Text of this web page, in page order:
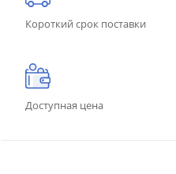
Короткий срок поставки
Доступная цена